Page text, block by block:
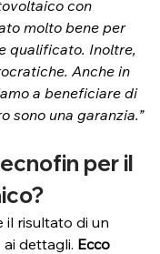
con
molto bene per
qualificato. Inoltre,
Anche in
a beneficiare di
sono una garanzia.”
per il
il risultato di un
dettagli. Ecco